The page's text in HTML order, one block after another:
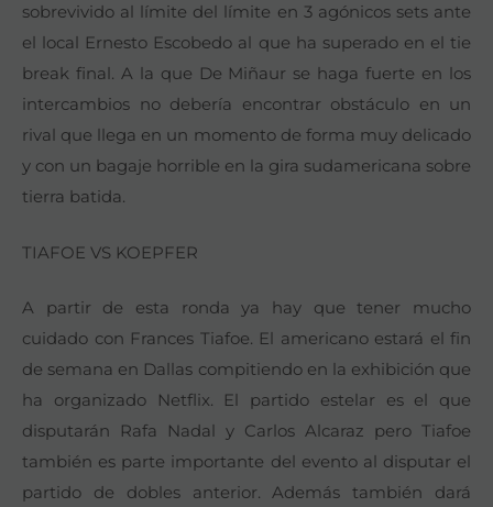
sobrevivido al límite del límite en 3 agónicos sets ante
el local Ernesto Escobedo al que ha superado en el tie
break final. A la que De Miñaur se haga fuerte en los
intercambios no debería encontrar obstáculo en un
rival que llega en un momento de forma muy delicado
y con un bagaje horrible en la gira sudamericana sobre
tierra batida.
TIAFOE VS KOEPFER
A partir de esta ronda ya hay que tener mucho
cuidado con Frances Tiafoe. El americano estará el fin
de semana en Dallas compitiendo en la exhibición que
ha organizado Netflix. El partido estelar es el que
disputarán Rafa Nadal y Carlos Alcaraz pero Tiafoe
también es parte importante del evento al disputar el
partido de dobles anterior. Además también dará